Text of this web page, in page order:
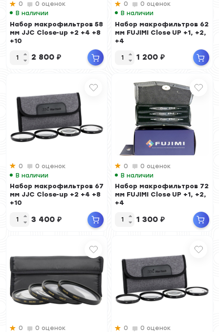
0
0 оценок
В наличии
Набор макрофильтров 58
мм JJC Close-up +2 +4 +8
+10
2 800 ₽
0
0 оценок
В наличии
Набор макрофильтров 62
мм FUJIMI Close UP +1, +2,
+4
1 200 ₽
0
0 оценок
В наличии
Набор макрофильтров 67
мм JJC Close-up +2 +4 +8
+10
3 400 ₽
0
0 оценок
В наличии
Набор макрофильтров 72
мм FUJIMI Close UP +1, +2,
+4
1 300 ₽
0
0 оценок
0
0 оценок